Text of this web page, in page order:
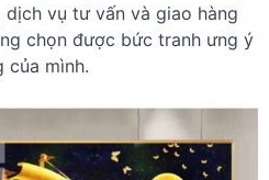
dịch vụ tư vấn và giao hàng
chọn được bức tranh ưng ý
của mình.